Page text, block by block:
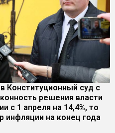
Конституционный суд с
решения власти
с 1 апреля на 14,4%, то
инфляции на конец года